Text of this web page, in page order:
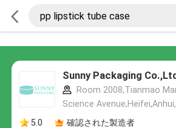
Sunny Packaging
Room 2008,Tianmao
Science
5.0
確認された製造者